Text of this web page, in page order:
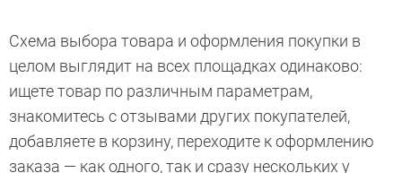
Схема выбора товара и оформления покупки в
целом выглядит на всех площадках одинаково:
ищете товар по различным параметрам,
знакомитесь с отзывами других покупателей,
добавляете в корзину, переходите к оформлению
заказа — как одного, так и сразу нескольких у